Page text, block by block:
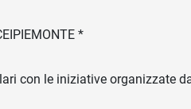
*
con le iniziative organizzate